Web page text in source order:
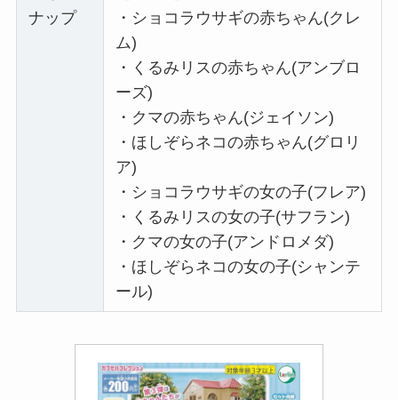
ナップ
・ショコラウサギの赤ちゃん(クレ
ム)
・くるみリスの赤ちゃん(アンブロ
ーズ)
・クマの赤ちゃん(ジェイソン)
・ほしぞらネコの赤ちゃん(グロリ
ア)
・ショコラウサギの女の子(フレア)
・くるみリスの女の子(サフラン)
・クマの女の子(アンドロメダ)
・ほしぞらネコの女の子(シャンテ
ール)